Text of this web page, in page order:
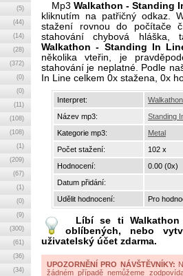
Mp3Walkathon - Standing
kliknutím na patřičný odkaz.
stažení rovnou do počítače
stahování chybová hláška,
Walkathon - Standing In
několika vteřin, je
stahování je neplatné. Podle
In Line celkem 0x stažena, 0x
Interpret:
Walkathon
Název mp3:
Standing
Kategorie mp3:
Metal
Počet stažení:
102 x
Hodnocení:
0.00 (0x)
Datum přidání:
Udělit hodnocení:
Pro
Líbí se ti
oblíbených, nebo
uživatelský účet zdarma.
UPOZORNĚNÍ PRO NÁVŠTĚVNÍKY:
žádném případě nemůžeme
(5)
(44)
(14)
(28)
(372)
(0)
(0)
(11)
(108)
(108)
(1)
(209)
(67)
(1)
(0)
(9)
(300)
(61)
(36)
(34)